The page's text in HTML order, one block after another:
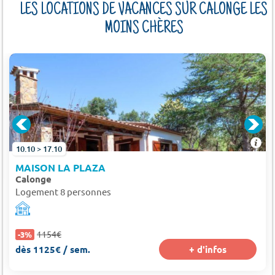
LES LOCATIONS DE VACANCES SUR CALONGE LES
MOINS CHÈRES
10.10 > 17.10
MAISON LA PLAZA
Calonge
Logement 8 personnes
-3% 1154€
dès 1125€ / sem. + d'infos